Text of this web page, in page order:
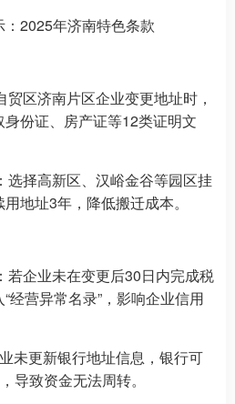
2025年济南特色条款
贸区济南片区企业变更地址时，
份证、房产证等12类证明文
选择高新区、汉峪金谷等园区挂
地址3年，降低搬迁成本。
若企业未在变更后30日内完成税
经营异常名录”，影响企业信用
未更新银行地址信息，银行可
导致资金无法周转。